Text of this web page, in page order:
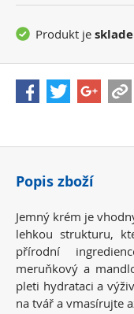
Produkt je
Popis zboží
Jemný krém je
lehkou strukturu,
přírodní
meruňkový a
pleti hydrataci a
na tvář a vmasírujte